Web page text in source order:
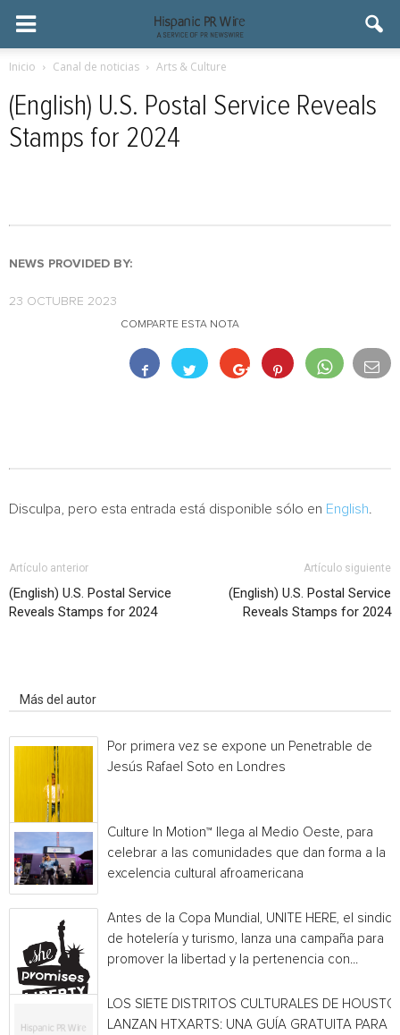
Inicio Canal de noticias Arts & Culture
(English) U.S. Postal Service Reveals
Stamps for 2024
NEWS PROVIDED BY:
23 OCTUBRE 2023
COMPARTE ESTA NOTA
Disculpa, pero esta entrada está disponible sólo en English
Artículo anterior
(English) U.S. Postal Service
Reveals Stamps for 2024
Artículo siguiente
(English) U.S. Postal Service
Reveals Stamps for 2024
Más del autor
Por primera vez se expone un Penetrable de
Jesús Rafael Soto en Londres
Culture In Motion™ llega al Medio Oeste, para
celebrar a las comunidades que dan forma a la
excelencia cultural afroamericana
Antes de la Copa Mundial, UNITE HERE, el
de hotelería y turismo, lanza una campaña para
promover la libertad y la pertenencia con...
LOS SIETE DISTRITOS CULTURALES DE
LANZAN HTXARTS: UNA GUÍA GRATUITA PARA